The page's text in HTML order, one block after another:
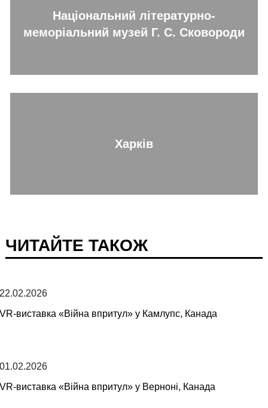
Національний літературно-
меморіальний музей Г. С. Сковороди
Харків
ЧИТАЙТЕ ТАКОЖ
22.02.2026
VR-виставка «Війна впритул» у Камлупс, Канада
01.02.2026
VR-виставка «Війна впритул» у Верноні, Канада